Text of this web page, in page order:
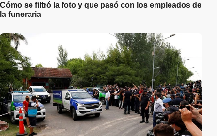
Cómo se filtró la foto y que pasó con los empleados de
la funeraria